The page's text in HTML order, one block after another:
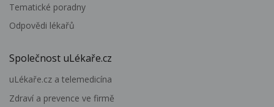
Tematické poradny
Odpovědi lékařů
Společnost uLékaře.cz
uLékaře.cz a telemedicína
Zdraví a prevence ve firmě